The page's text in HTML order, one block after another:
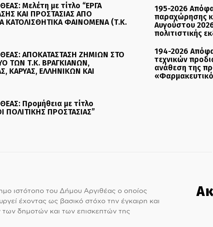
Μελέτη με τίτλο “ΕΡΓΑ
ΚΑΙ ΠΡΟΣΤΑΣΙΑΣ ΑΠΟ
ΚΑΤΟΛΙΣΘΗΤΙΚΑ ΦΑΙΝΟΜΕΝΑ (Τ.Κ.
ΑΠΟΚΑΤΑΣΤΑΣΗ ΖΗΜΙΩΝ ΣΤΟ
ΤΩΝ Τ.Κ. ΒΡΑΓΚΙΑΝΩΝ,
ΚΑΡΥΑΣ, ΕΛΛΗΝΙΚΩΝ ΚΑΙ
Προμήθεια με τίτλο
ΠΟΛΙΤΙΚΗΣ ΠΡΟΣΤΑΣΙΑΣ”
195-2026
παραχώρησης
Αυγούστου
πολιτιστικής
194-2026
τεχνικών
ανάθεση της
ιστότοπο του Δήμου Αργιθέας ο οποίος
έχοντας ως βασικό στόχο την έγκαιρη και
δημοτών και των επισκεπτών της